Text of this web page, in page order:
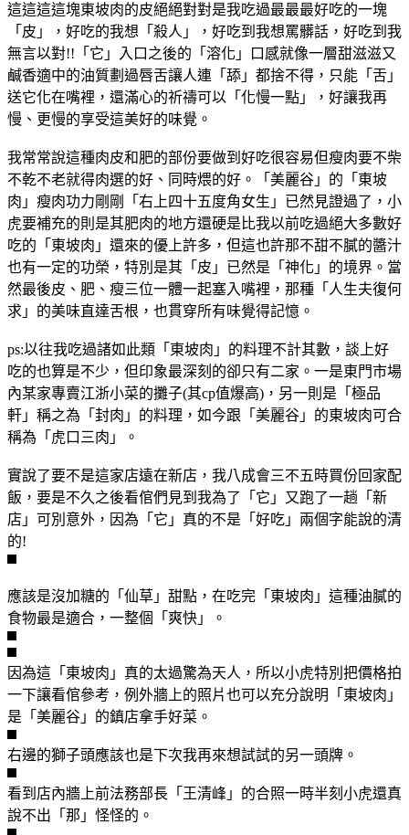
這這這這塊東坡肉的皮絕絕對對是我吃過最最最好吃的一塊
「皮」，好吃的我想「殺人」，好吃到我想罵髒話，好吃到我
無言以對!!「它」入口之後的「溶化」口感就像一層甜滋滋又
鹹香適中的油質劃過唇舌讓人連「舔」都捨不得，只能「舌」
送它化在嘴裡，還滿心的祈禱可以「化慢一點」，好讓我再
慢、更慢的享受這美好的味覺。
我常常說這種肉皮和肥的部份要做到好吃很容易但瘦肉要不柴
不乾不老就得肉選的好、同時煨的好。「美麗谷」的「東坡
肉」瘦肉功力剛剛「右上四十五度角女生」已然見證過了，小
虎要補充的則是其肥肉的地方還硬是比我以前吃過絕大多數好
吃的「東坡肉」還來的優上許多，但這也許那不甜不膩的醬汁
也有一定的功榮，特別是其「皮」已然是「神化」的境界。當
然最後皮、肥、瘦三位一體一起塞入嘴裡，那種「人生夫復何
求」的美味直達舌根，也貫穿所有味覺得記憶。
ps:以往我吃過諸如此類「東坡肉」的料理不計其數，談上好
吃的也算是不少，但印象最深刻的卻只有二家。一是東門市場
內某家專賣江浙小菜的攤子(其cp值爆高)，另一則是「極品
軒」稱之為「封肉」的料理，如今跟「美麗谷」的東坡肉可合
稱為「虎口三肉」。
實說了要不是這家店遠在新店，我八成會三不五時買份回家配
飯，要是不久之後看倌們見到我為了「它」又跑了一趟「新
店」可別意外，因為「它」真的不是「好吃」兩個字能說的清
的!
應該是沒加糖的「仙草」甜點，在吃完「東坡肉」這種油膩的
食物最是適合，一整個「爽快」。
因為這「東坡肉」真的太過驚為天人，所以小虎特別把價格拍
一下讓看倌參考，例外牆上的照片也可以充分說明「東坡肉」
是「美麗谷」的鎮店拿手好菜。
右邊的獅子頭應該也是下次我再來想試試的另一頭牌。
看到店內牆上前法務部長「王清峰」的合照一時半刻小虎還真
說不出「那」怪怪的。